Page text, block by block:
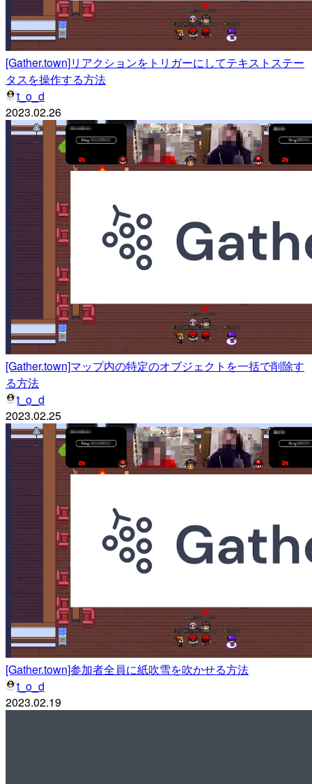
[Gather.town]リアクションをトリガーにしてテキストステー
タスを操作する方法
t_o_d
2023.02.26
[Gather.town]マップ内の特定のオブジェクトを一括で削除す
る方法
t_o_d
2023.02.25
[Gather.town]参加者全員に紙吹雪を吹かせる方法
t_o_d
2023.02.19